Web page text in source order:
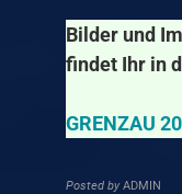
Bilder und
findet Ihr in
GRENZAU
Posted by ADMIN